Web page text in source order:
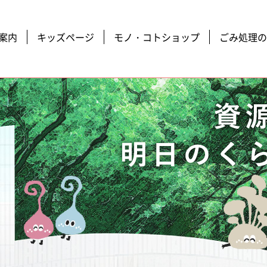
内 キッズページ モノ・コトショップ ごみ処理